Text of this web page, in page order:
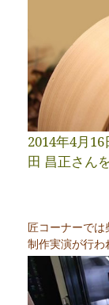
2014年4月
田 昌正さん
匠コーナーで
制作実演が行わ